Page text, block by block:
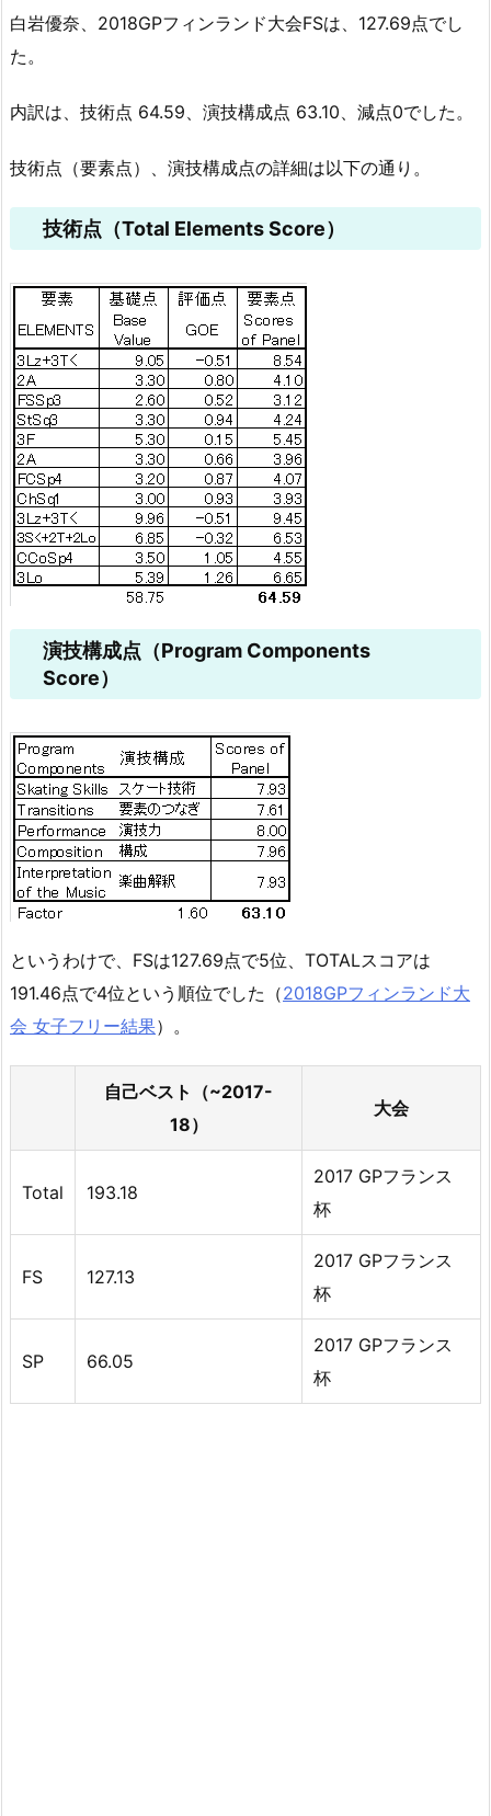
白岩優奈、2018GPフィンランド大会FSは、127.69点でし
た。
内訳は、技術点 64.59、演技構成点 63.10、減点0でした。
技術点（要素点）、演技構成点の詳細は以下の通り。
技術点（Total Elements Score）
演技構成点（Program Components
Score）
というわけで、FSは127.69点で5位、TOTALスコアは
191.46点で4位という順位でした（2018GPフィンランド大
会 女子フリー結果）。
自己ベスト（~2017-
18）
大会
Total 193.18
2017 GPフランス
杯
FS 127.13
2017 GPフランス
杯
SP 66.05
2017 GPフランス
杯